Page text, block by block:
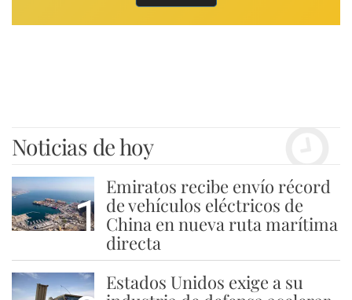
Noticias de hoy
1
Emiratos recibe envío récord
de vehículos eléctricos de
China en nueva ruta marítima
directa
Estados Unidos exige a su